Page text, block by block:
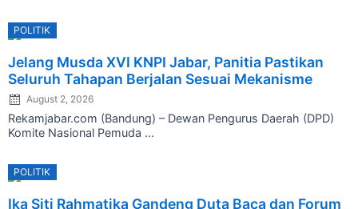
POLITIK
Jelang Musda XVI KNPI Jabar, Panitia Pastikan
Seluruh Tahapan Berjalan Sesuai Mekanisme
on
August 2, 2026
Rekamjabar.com (Bandung) – Dewan Pengurus Daerah (DPD)
Komite Nasional Pemuda ...
POLITIK
Ika Siti Rahmatika Gandeng Duta Baca dan Forum
on